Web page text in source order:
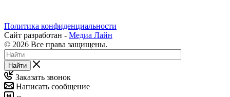
Политика конфиденциальности
Сайт разработан - Медиа Лайн
© 2026 Все права защищены.
Найти
Заказать звонок
Написать сообщение